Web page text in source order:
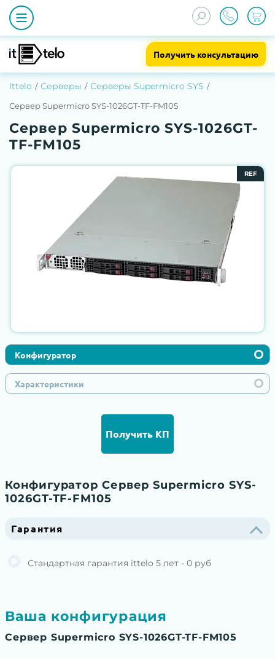
Получить консультацию
Ittelo Серверы Серверы Supermicro SYS
Сервер Supermicro SYS-1026GT-TF-FM105
Сервер Supermicro SYS-1026GT-
TF-FM105
REF
Конфигуратор
Характеристики
Получить КП
Конфигуратор Сервер Supermicro SYS-
1026GT-TF-FM105
Гарантия
Стандартная гарантия ittelo 5 лет - 0 руб
Ваша конфигурация
Сервер Supermicro SYS-1026GT-TF-FM105